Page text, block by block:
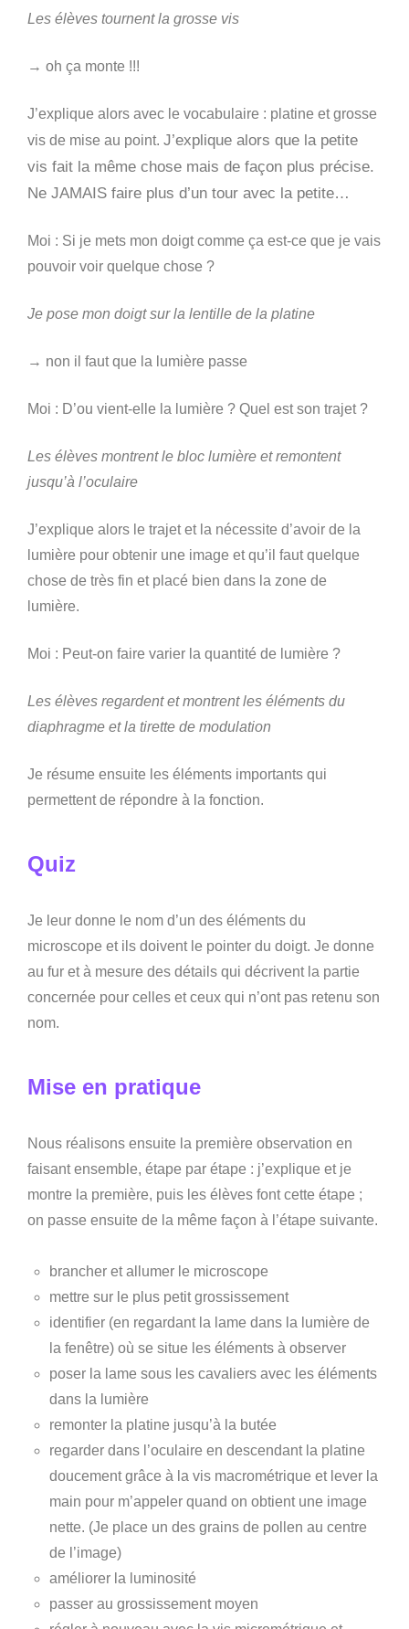
Les élèves tournent la grosse vis
→ oh ça monte !!!
J’explique alors avec le vocabulaire : platine et grosse
vis de mise au point. J’explique alors que la petite
vis fait la même chose mais de façon plus précise.
Ne JAMAIS faire plus d’un tour avec la petite…
Moi : Si je mets mon doigt comme ça est-ce que je vais
pouvoir voir quelque chose ?
Je pose mon doigt sur la lentille de la platine
→ non il faut que la lumière passe
Moi : D’ou vient-elle la lumière ? Quel est son trajet ?
Les élèves montrent le bloc lumière et remontent
jusqu’à l’oculaire
J’explique alors le trajet et la nécessite d’avoir de la
lumière pour obtenir une image et qu’il faut quelque
chose de très fin et placé bien dans la zone de
lumière.
Moi : Peut-on faire varier la quantité de lumière ?
Les élèves regardent et montrent les éléments du
diaphragme et la tirette de modulation
Je résume ensuite les éléments importants qui
permettent de répondre à la fonction.
Quiz
Je leur donne le nom d’un des éléments du
microscope et ils doivent le pointer du doigt. Je donne
au fur et à mesure des détails qui décrivent la partie
concernée pour celles et ceux qui n’ont pas retenu son
nom.
Mise en pratique
Nous réalisons ensuite la première observation en
faisant ensemble, étape par étape : j’explique et je
montre la première, puis les élèves font cette étape ;
on passe ensuite de la même façon à l’étape suivante.
brancher et allumer le microscope
mettre sur le plus petit grossissement
identifier (en regardant la lame dans la lumière de
la fenêtre) où se situe les éléments à observer
poser la lame sous les cavaliers avec les éléments
dans la lumière
remonter la platine jusqu’à la butée
regarder dans l’oculaire en descendant la platine
doucement grâce à la vis macrométrique et lever la
main pour m’appeler quand on obtient une image
nette. (Je place un des grains de pollen au centre
de l’image)
améliorer la luminosité
passer au grossissement moyen